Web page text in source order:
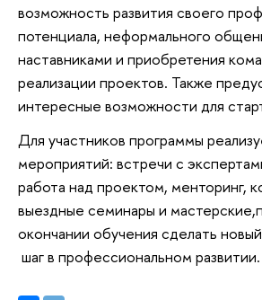
возможность развития своего
потенциала, неформального
наставниками и приобретения
реализации проектов. Также
интересные возможности для
Для участников программы
мероприятий: встречи с
работа над проектом, менторинг,
выездные семинары и мастерские,
окончании обучения сделать
шаг в профессиональном развитии.